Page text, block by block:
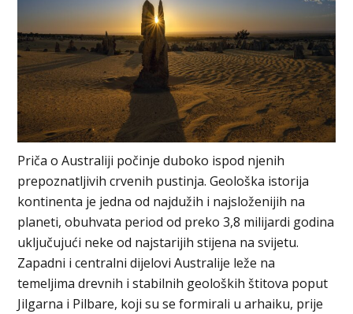
Priča o Australiji počinje duboko ispod njenih
prepoznatljivih crvenih pustinja. Geološka istorija
kontinenta je jedna od najdužih i najsloženijih na
planeti, obuhvata period od preko 3,8 milijardi godina
uključujući neke od najstarijih stijena na svijetu.
Zapadni i centralni dijelovi Australije leže na
temeljima drevnih i stabilnih geoloških štitova poput
Jilgarna i Pilbare, koji su se formirali u arhaiku, prije